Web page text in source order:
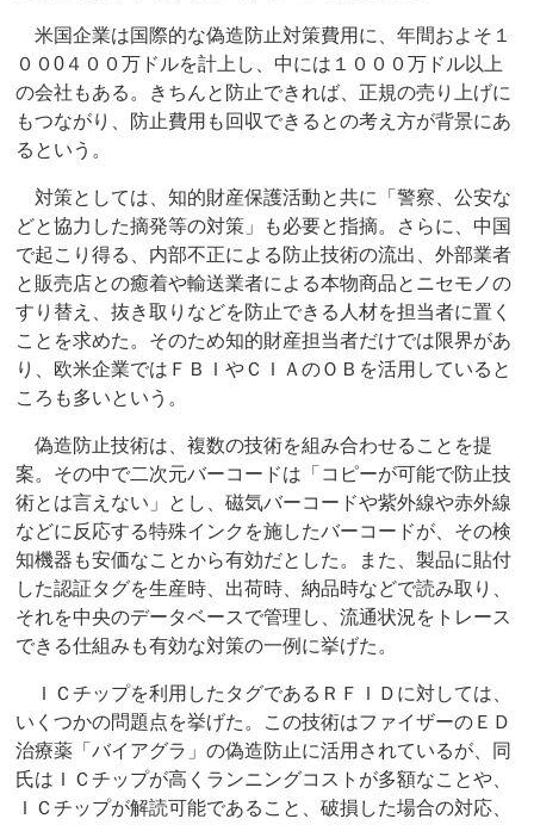
米国企業は国際的な偽造防止対策費用に、年間およそ１
００0４００万ドルを計上し、中には１０００万ドル以上
の会社もある。きちんと防止できれば、正規の売り上げに
もつながり、防止費用も回収できるとの考え方が背景にあ
るという。
対策としては、知的財産保護活動と共に「警察、公安な
どと協力した摘発等の対策」も必要と指摘。さらに、中国
で起こり得る、内部不正による防止技術の流出、外部業者
と販売店との癒着や輸送業者による本物商品とニセモノの
すり替え、抜き取りなどを防止できる人材を担当者に置く
ことを求めた。そのため知的財産担当者だけでは限界があ
り、欧米企業ではＦＢＩやＣＩＡのＯＢを活用していると
ころも多いという。
偽造防止技術は、複数の技術を組み合わせることを提
案。その中で二次元バーコードは「コピーが可能で防止技
術とは言えない」とし、磁気バーコードや紫外線や赤外線
などに反応する特殊インクを施したバーコードが、その検
知機器も安価なことから有効だとした。また、製品に貼付
した認証タグを生産時、出荷時、納品時などで読み取り、
それを中央のデータベースで管理し、流通状況をトレース
できる仕組みも有効な対策の一例に挙げた。
ＩＣチップを利用したタグであるＲＦＩＤに対しては、
いくつかの問題点を挙げた。この技術はファイザーのＥＤ
治療薬「バイアグラ」の偽造防止に活用されているが、同
氏はＩＣチップが高くランニングコストが多額なことや、
ＩＣチップが解読可能であること、破損した場合の対応、